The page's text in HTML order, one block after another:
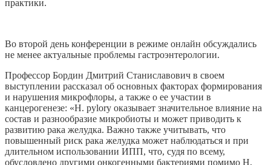
практики.
Во второй день конференции в режиме онлайн обсуждались
не менее актуальные проблемы гастроэнтерологии.
Профессор Бордин Дмитрий Станиславович в своем
выступлении рассказал об основных факторах формирования
и нарушения микрофлоры, а также о ее участии в
канцерогенезе: «H. pylory оказывает значительное влияние на
состав и разнообразие микробиоты и может приводить к
развитию рака желудка. Важно также учитывать, что
повышенный риск рака желудка может наблюдаться и при
длительном использовании ИПП, что, судя по всему,
обусловлено другими онкогенными бактериями помимо H.